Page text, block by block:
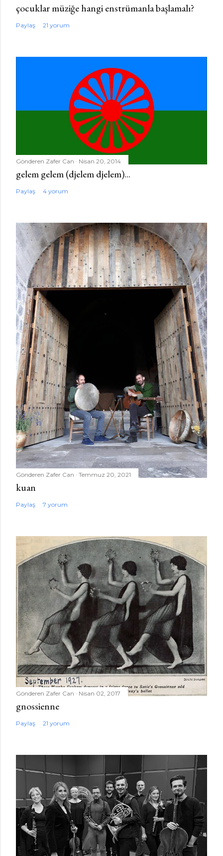
çocuklar müziğe hangi enstrümanla başlamalı?
Paylaş 21 yorum
Gönderen Zafer Can Nisan 20, 2014
gelem gelem (djelem djelem)...
Paylaş 4 yorum
Gönderen Zafer Can Temmuz 20, 2021
kuan
Paylaş 7 yorum
Gönderen Zafer Can Nisan 02, 2017
gnossienne
Paylaş 21 yorum